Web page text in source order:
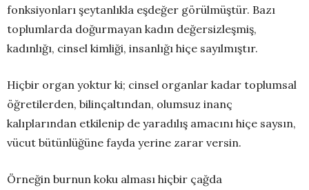
fonksiyonları şeytanlıkla eşdeğer görülmüştür. Bazı
toplumlarda doğurmayan kadın değersizleşmiş,
kadınlığı, cinsel kimliği, insanlığı hiçe sayılmıştır.
Hiçbir organ yoktur ki; cinsel organlar kadar toplumsal
öğretilerden, bilinçaltından, olumsuz inanç
kalıplarından etkilenip de yaradılış amacını hiçe saysın,
vücut bütünlüğüne fayda yerine zarar versin.
Örneğin burnun koku alması hiçbir çağda